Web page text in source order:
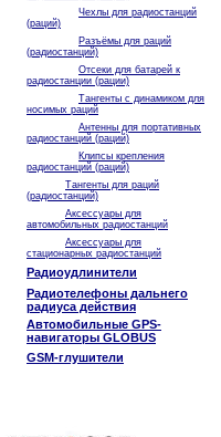
Чехлы для радиостанций
(раций)
Разъёмы для раций
(радиостанций)
Отсеки для батарей к
радиостанции (рации)
Тангенты с динамиком для
носимых раций
Антенны для портативных
радиостанций (раций)
Клипсы крепления
радиостанций (раций)
Тангенты для раций
(радиостанций)
Аксессуары для
автомобильных радиостанций
Аксессуары для
стационарных радиостанций
Радиоудлинители
Радиотелефоны дальнего
радиуса действия
Автомобильные GPS-
навигаторы GLOBUS
GSM-глушители